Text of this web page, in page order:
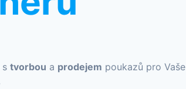
s tvorbou a prodejem poukazů pro Vaše